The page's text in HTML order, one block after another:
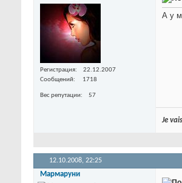
Регистрация
22.12.2007
Сообщений
1718
Вес репутации 57
А у
Je
12.10.2008, 22:25
Мармаруни